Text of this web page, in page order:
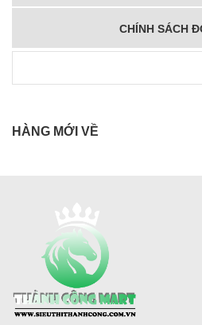
CHÍNH SÁCH
HÀNG MỚI VỀ